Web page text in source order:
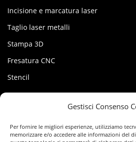
Gestisci Consenso
Per fornire le migliori esperienze, utilizziamo
memorizzare e/o accedere alle informazioni del
Incisione e marcatura laser
Taglio laser metalli
Stampa 3D
Fresatura CNC
Stencil
MY FACTORY
Account